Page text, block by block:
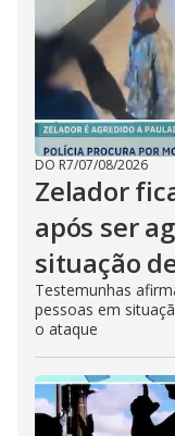
DO R7/07/08/2026
Zelador
após ser
situação
Testemunhas
pessoas em
o ataque